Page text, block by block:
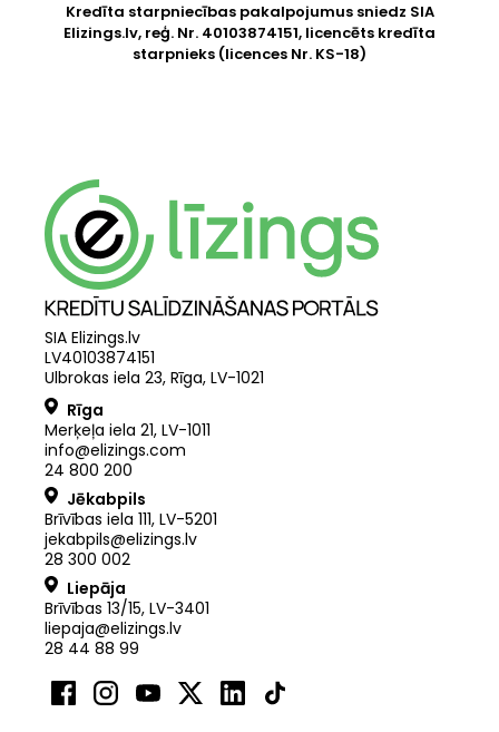
Kredīta starpniecības pakalpojumus sniedz SIA
Elizings.lv, reģ. Nr. 40103874151, licencēts kredīta
starpnieks (licences Nr. KS-18)
SIA Elizings.lv
LV40103874151
Ulbrokas iela 23, Rīga, LV-1021
Rīga
Merķeļa iela 21, LV-1011
info@elizings.com
24 800 200
Jēkabpils
Brīvības iela 111, LV-5201
jekabpils@elizings.lv
28 300 002
Liepāja
Brīvības 13/15, LV-3401
liepaja@elizings.lv
28 44 88 99